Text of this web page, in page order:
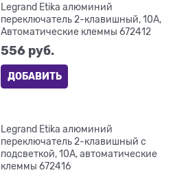
Legrand Etika алюминий
переключатель 2-клавишный, 10А,
Автоматические клеммы 672412
556 руб.
ДОБАВИТЬ
Legrand Etika алюминий
переключатель 2-клавишный с
подсветкой, 10А, автоматические
клеммы 672416